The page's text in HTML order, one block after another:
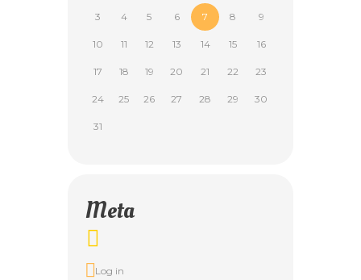
3 4 5 6 7 8 9
10 11 12 13 14 15 16
17 18 19 20 21 22 23
24 25 26 27 28 29 30
31
Meta
Log in